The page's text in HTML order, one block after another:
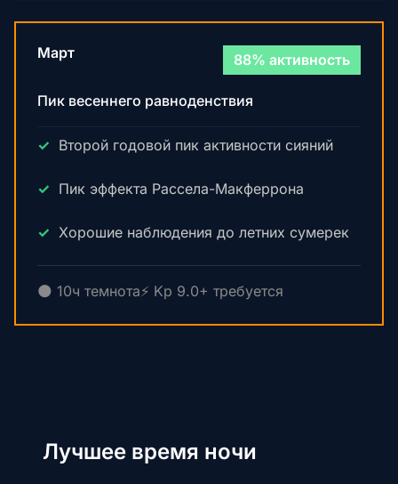
Март 88% активность
Пик весеннего равноденствия
Второй годовой пик активности сияний
Пик эффекта Рассела-Макферрона
Хорошие наблюдения до летних сумерек
🌑 10ч темнота⚡ Kp 9.0+ требуется
Лучшее время ночи